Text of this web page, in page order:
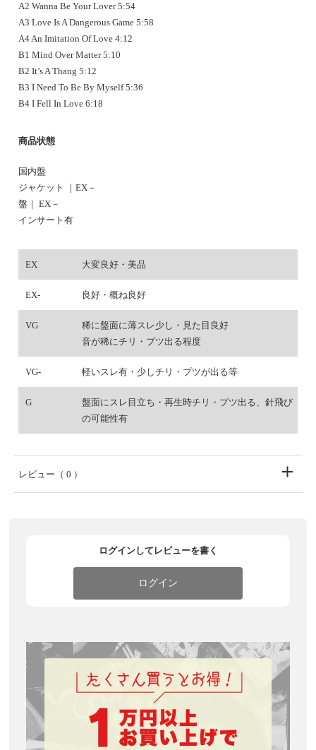
A2 Wanna Be Your Lover 5:54
A3 Love Is A Dangerous Game 5:58
A4 An Imitation Of Love 4:12
B1 Mind Over Matter 5:10
B2 It’s A Thang 5:12
B3 I Need To Be By Myself 5:36
B4 I Fell In Love 6:18
商品状態
国内盤
ジャケット ｜EX－
盤｜ EX－
インサート有
EX 大変良好・美品
EX- 良好・概ね良好
VG
稀に盤面に薄スレ少し・見た目良好
音が稀にチリ・プツ出る程度
VG- 軽いスレ有・少しチリ・プツが出る等
G
盤面にスレ目立ち・再生時チリ・プツ出る、針飛び
の可能性有
レビュー （ 0 ）
ログインしてレビューを書く
ログイン